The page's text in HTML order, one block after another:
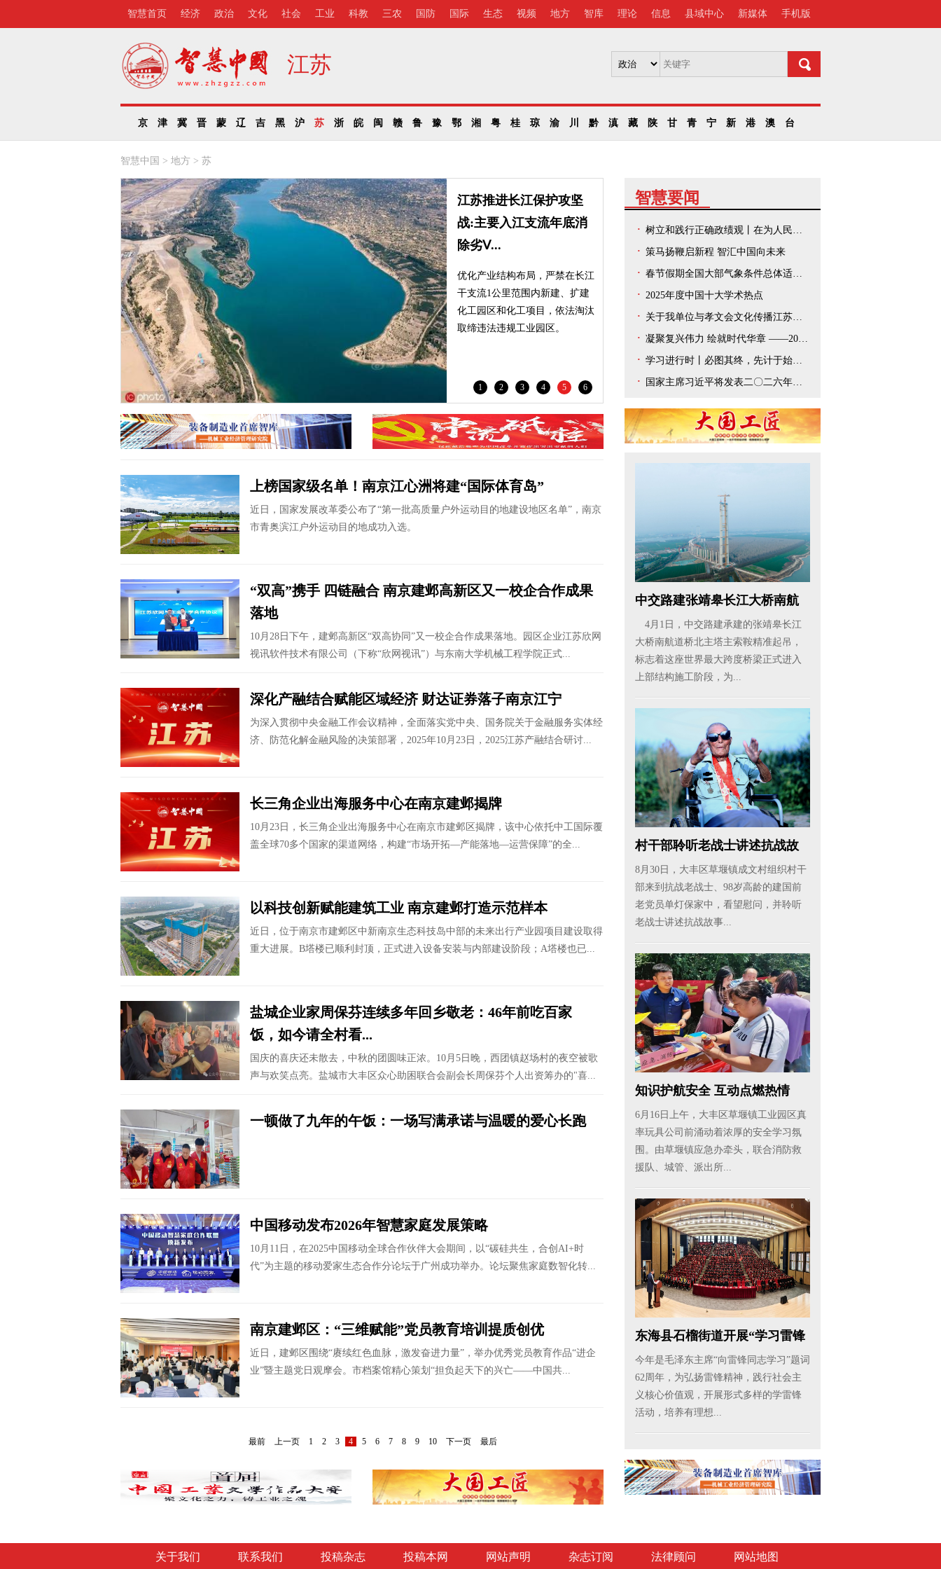
智慧首页 经济 政治 文化 社会 工业 科教 三农 国防 国际 生态 视频 地方 智库 理论 信息 县域中心 新媒体 手机版
江苏
京 津 冀 晋 蒙 辽 吉 黑 沪 苏 浙 皖 闽 赣 鲁 豫 鄂 湘 粤 桂 琼 渝 川 黔 滇 藏 陕 甘 青 宁 新 港 澳 台
智慧中国 > 地方 > 苏
江苏推进长江保护攻坚
战:主要入江支流年底消
除劣Ⅴ...
优化产业结构布局，严禁在长江
干支流1公里范围内新建、扩建
化工园区和化工项目，依法淘汰
取缔违法违规工业园区。
1 2 3 4 5 6
上榜国家级名单！南京江心洲将建“国际体育岛”
近日，国家发展改革委公布了“第一批高质量户外运动目的地建设地区名单”，南京
市青奥滨江户外运动目的地成功入选。
“双高”携手 四链融合 南京建邺高新区又一校企合作成果
落地
10月28日下午，建邺高新区“双高协同”又一校企合作成果落地。园区企业江苏欣网
视讯软件技术有限公司（下称“欣网视讯”）与东南大学机械工程学院正式...
深化产融结合赋能区域经济 财达证券落子南京江宁
为深入贯彻中央金融工作会议精神，全面落实党中央、国务院关于金融服务实体经
济、防范化解金融风险的决策部署，2025年10月23日，2025江苏产融结合研讨...
长三角企业出海服务中心在南京建邺揭牌
10月23日，长三角企业出海服务中心在南京市建邺区揭牌，该中心依托中工国际覆
盖全球70多个国家的渠道网络，构建“市场开拓—产能落地—运营保障”的全...
以科技创新赋能建筑工业 南京建邺打造示范样本
近日，位于南京市建邺区中新南京生态科技岛中部的未来出行产业园项目建设取得
重大进展。B塔楼已顺利封顶，正式进入设备安装与内部建设阶段；A塔楼也已...
盐城企业家周保芬连续多年回乡敬老：46年前吃百家
饭，如今请全村看...
国庆的喜庆还未散去，中秋的团圆味正浓。10月5日晚，西团镇赵场村的夜空被歌
声与欢笑点亮。盐城市大丰区众心助困联合会副会长周保芬个人出资筹办的"喜...
一顿做了九年的午饭：一场写满承诺与温暖的爱心长跑
中国移动发布2026年智慧家庭发展策略
10月11日，在2025中国移动全球合作伙伴大会期间，以“碳硅共生，合创AI+时
代”为主题的移动爱家生态合作分论坛于广州成功举办。论坛聚焦家庭数智化转...
南京建邺区：“三维赋能”党员教育培训提质创优
近日，建邺区围绕“赓续红色血脉，激发奋进力量”，举办优秀党员教育作品“进企
业”暨主题党日观摩会。市档案馆精心策划“担负起天下的兴亡——中国共...
最前 上一页 1 2 3 4 5 6 7 8 9 10 下一页 最后
智慧要闻
树立和践行正确政绩观丨在为人民出政绩、以实干出政绩上走在前、作示范——中央和国家机关、人民团体扎实开展树立和践行正确政绩观学习教育
策马扬鞭启新程 智汇中国向未来
春节假期全国大部气象条件总体适宜出游
2025年度中国十大学术热点
关于我单位与孝文会文化传播江苏有限公司解除合作协议的声明
凝聚复兴伟力 绘就时代华章 ——2025年宣传思想文化事业开创新局面
学习进行时丨必图其终，先计于始——总书记新年贺词给我们以深刻启迪
国家主席习近平将发表二〇二六年新年贺词
中交路建张靖皋长江大桥南航
道桥主...
4月1日，中交路建承建的张靖皋长江
大桥南航道桥北主塔主索鞍精准起吊，
标志着这座世界最大跨度桥梁正式进入
上部结构施工阶段，为...
村干部聆听老战士讲述抗战故
事
8月30日，大丰区草堰镇成文村组织村干
部来到抗战老战士、98岁高龄的建国前
老党员单灯保家中，看望慰问，并聆听
老战士讲述抗战故事...
知识护航安全 互动点燃热情
——草...
6月16日上午，大丰区草堰镇工业园区真
率玩具公司前涌动着浓厚的安全学习氛
围。由草堰镇应急办牵头，联合消防救
援队、城管、派出所...
东海县石榴街道开展“学习雷锋
活动...
今年是毛泽东主席“向雷锋同志学习”题词
62周年，为弘扬雷锋精神，践行社会主
义核心价值观，开展形式多样的学雷锋
活动，培养有理想...
关于我们 联系我们 投稿杂志 投稿本网 网站声明 杂志订阅 法律顾问 网站地图